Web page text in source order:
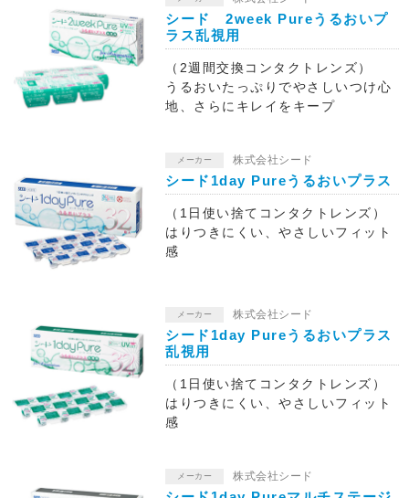
シード 2week Pureうるおいプ
ラス乱視用
（2週間交換コンタクトレンズ）
うるおいたっぷりでやさしいつけ心
地、さらにキレイをキープ
メーカー 株式会社シード
シード1day Pureうるおいプラス
（1日使い捨てコンタクトレンズ）
はりつきにくい、やさしいフィット
感
メーカー 株式会社シード
シード1day Pureうるおいプラス
乱視用
（1日使い捨てコンタクトレンズ）
はりつきにくい、やさしいフィット
感
メーカー 株式会社シード